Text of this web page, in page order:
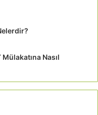
Nasıl